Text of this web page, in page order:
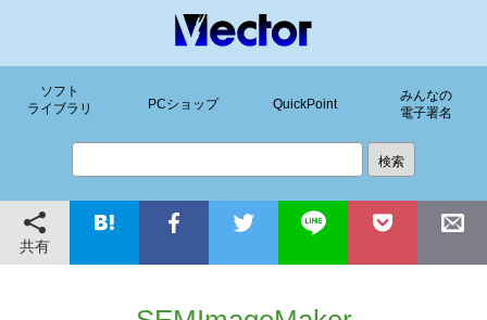
ソフト
ライブラリ
PCショップ QuickPoint
みんなの
電子署名
共有